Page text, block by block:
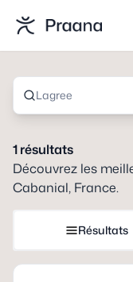
Lagree
1résultats
Découvrez les
Cabanial, France.
Résultats